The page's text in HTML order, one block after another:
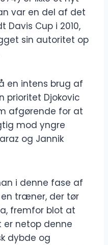
var en del af det
Davis Cup i 2010,
sin autoritet op
en intens brug af
prioritet Djokovic
afgørende for at
mod yngre
og Jannik
i denne fase af
en træner, der tør
fremfor blot at
er netop denne
dybde og